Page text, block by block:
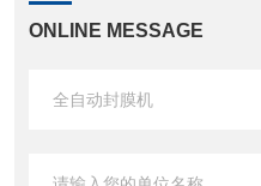
ONLINE MESSAGE